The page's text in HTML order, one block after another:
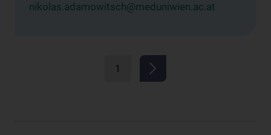
nikolas.adamowitsch@meduniwien.ac.at
1